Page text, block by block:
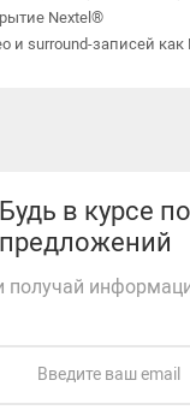
Nextel®
и surround-записей
Будь в курсе
предложений
получай